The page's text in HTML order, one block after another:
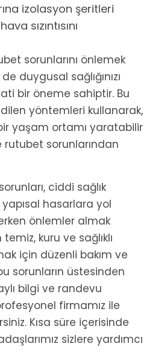
izolasyon şeritleri
sızıntısını
sorunlarını önlemek
duygusal sağlığınızı
bir öneme sahiptir. Bu
yöntemleri kullanarak,
yaşam ortamı yaratabilir
sorunlarından
ciddi sağlık
hasarlara yol
önlemler almak
kuru ve sağlıklı
için düzenli bakım ve
sorunların üstesinden
bilgi ve randevu
firmamız ile
Kısa süre içerisinde
sizlere yardımcı